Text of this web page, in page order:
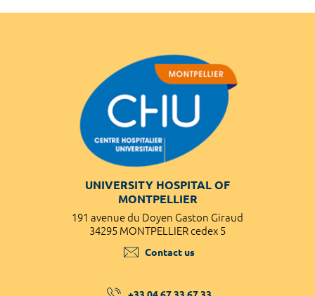
UNIVERSITY HOSPITAL OF
MONTPELLIER
191 avenue du Doyen Gaston Giraud
34295 MONTPELLIER cedex 5
Contact us